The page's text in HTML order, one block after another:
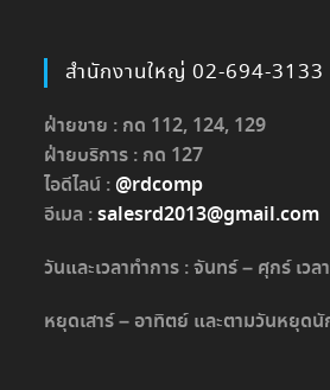
สำนักงานใหญ่ 02-694-3133
ฝ่ายขาย : กด 112, 124, 129
ฝ่ายบริการ : กด 127
ไอดีไลน์ :@rdcomp
อีเมล :salesrd2013@gmail.com
วันและเวลาทำการ : จันทร์ – ศุกร์ เว
หยุดเสาร์ – อาทิตย์ และตามวันหยุด